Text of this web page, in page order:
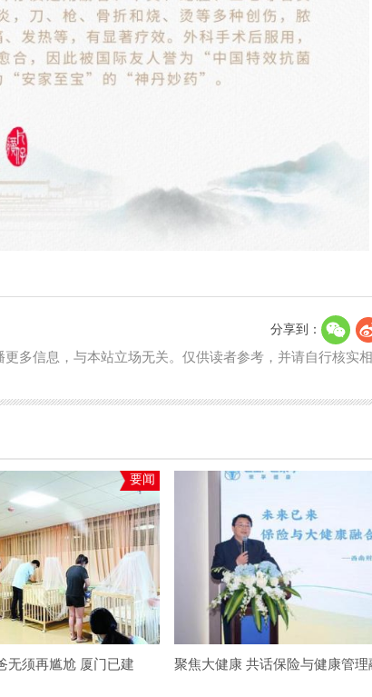
分享到：
多信息，与本站立场无关。仅供读者参考，并请自行核实相
要闻
无须再尴尬 厦门已建 聚焦大健康 共话保险与健康管理